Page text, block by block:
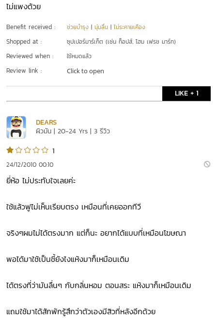
ไม่แพงด้วย
Benefit received : ช่วยบำรุง |นุ่มลื่น |ไม่ระคายเคือง
Shopped at : ซุปเปอร์มาร์เก็ต (เช่น ท็อปส์, โฮม เฟรช มาร์ท)
Reviewed when : ใช้หมดแล้ว
Review link : Click to open
LIKE + 1
DEARS
ผิวมัน | 20-24 Yrs | 3 รีวิว
1
24/12/2010 00:10
ยี่ห้อ ไม่ประทับใจเลยค่ะ
ใช้แล้วฟูไม่เห็นเรียบตรง เหมือนที่เคยออกทีวี
จริงๆผมไม่ได้ตรงมาก แต่ก็นะ อยากได้แบบที่เหมือนโฆษณา
พอได้มาใช้เป็นชี้ยังไงแห้งมาก็เหมือนเดิม
ได้ตรงที่ว่ามันลื่นๆ กับกลิ่นหอม ตอนสระ แห้งมาก็เหมือนเดิม
แถมใช้มาได้สักพักรู้สึกว่าตัวเองมีสิวที่หลังอีกด้วย